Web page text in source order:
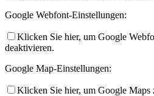
Google Webfont-Einstellungen:
Klicken Sie hier, um Google
deaktivieren.
Google Map-Einstellungen:
Klicken Sie hier, um Google Maps